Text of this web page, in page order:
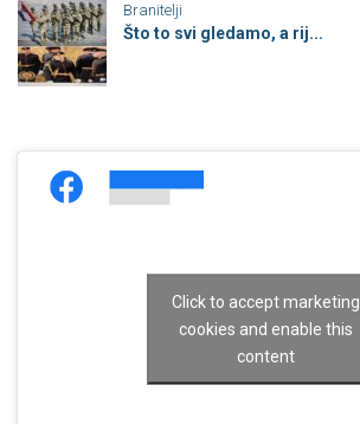
Branitelji
Što to svi gledamo, a rij...
Click to accept marketing
cookies and enable this
content